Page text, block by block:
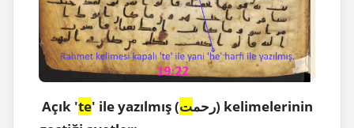
Açık 'te ' ile yazılmış (رحمت
) kelimelerinin